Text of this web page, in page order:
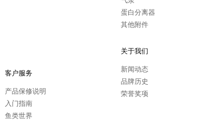
蛋白分离器
其他附件
客户服务
产品保修说明
入门指南
鱼类世界
关于我们
新闻动态
品牌历史
荣誉奖项